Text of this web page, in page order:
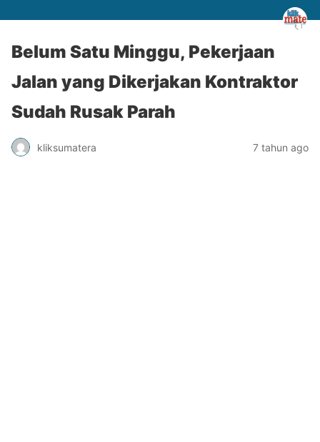
Belum Satu Minggu, Pekerjaan
Jalan yang Dikerjakan Kontraktor
Sudah Rusak Parah
kliksumatera 7 tahun ago